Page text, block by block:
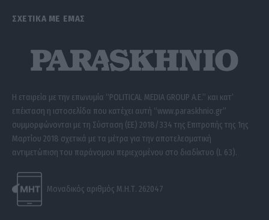
ΣΧΕΤΙΚΑ ΜΕ ΕΜΑΣ
Η εταιρεία με την επωνυμία “POLITICAL MEDIA GROUP A.E.” και κατ’
επέκταση η ιστοσελίδα που κατέχει αυτή “www.paraskhnio.gr”
συμμορφώνονται με τη Σύσταση (ΕΕ) 2018/334 της Επιτροπής της 1ης
Μαρτίου 2018 σχετικά με τα μέτρα για την αποτελεσματική
αντιμετώπιση του παράνομου περιεχομένου στο διαδίκτυο (L 63).
Μοναδικός αριθμός Μ.Η.Τ. 262047